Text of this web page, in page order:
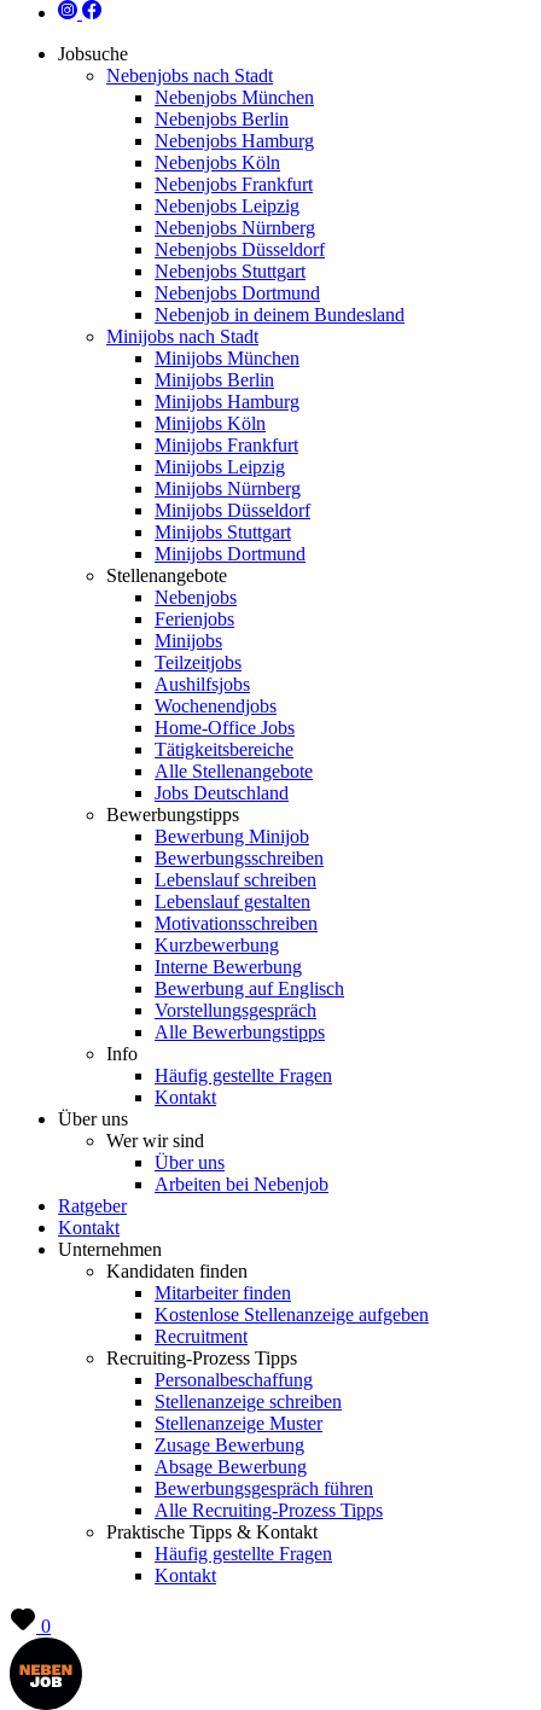
Jobsuche
Nebenjobs nach Stadt
Nebenjobs München
Nebenjobs Berlin
Nebenjobs Hamburg
Nebenjobs Köln
Nebenjobs Frankfurt
Nebenjobs Leipzig
Nebenjobs Nürnberg
Nebenjobs Düsseldorf
Nebenjobs Stuttgart
Nebenjobs Dortmund
Nebenjob in deinem Bundesland
Minijobs nach Stadt
Minijobs München
Minijobs Berlin
Minijobs Hamburg
Minijobs Köln
Minijobs Frankfurt
Minijobs Leipzig
Minijobs Nürnberg
Minijobs Düsseldorf
Minijobs Stuttgart
Minijobs Dortmund
Stellenangebote
Nebenjobs
Ferienjobs
Minijobs
Teilzeitjobs
Aushilfsjobs
Wochenendjobs
Home-Office Jobs
Tätigkeitsbereiche
Alle Stellenangebote
Jobs Deutschland
Bewerbungstipps
Bewerbung Minijob
Bewerbungsschreiben
Lebenslauf schreiben
Lebenslauf gestalten
Motivationsschreiben
Kurzbewerbung
Interne Bewerbung
Bewerbung auf Englisch
Vorstellungsgespräch
Alle Bewerbungstipps
Info
Häufig gestellte Fragen
Kontakt
Über uns
Wer wir sind
Über uns
Arbeiten bei Nebenjob
Ratgeber
Kontakt
Unternehmen
Kandidaten finden
Mitarbeiter finden
Kostenlose Stellenanzeige aufgeben
Recruitment
Recruiting-Prozess Tipps
Personalbeschaffung
Stellenanzeige schreiben
Stellenanzeige Muster
Zusage Bewerbung
Absage Bewerbung
Bewerbungsgespräch führen
Alle Recruiting-Prozess Tipps
Praktische Tipps & Kontakt
Häufig gestellte Fragen
Kontakt
0